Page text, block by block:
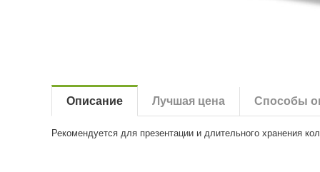
Описание Лучшая цена Способы
Рекомендуется для презентации и длительного хранения